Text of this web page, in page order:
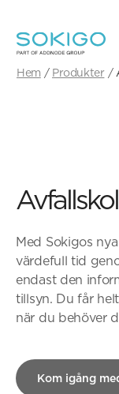
Hem Produkter
Med Sokigos
värdefull tid
endast den
tillsyn. Du får
när du behöver
Kom igång